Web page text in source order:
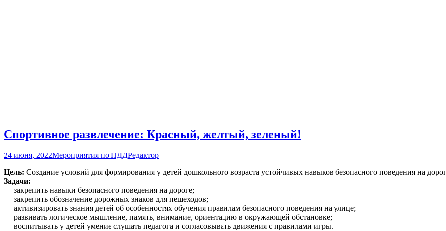
Спортивное развлечение: Красный, желтый, зеленый!
24 июня, 2022Мероприятия по ПДДРедактор
Цель: Создание условий для формирования у детей дошкольного возраста устойчивых навыков безопасного поведения на
Задачи:
— закрепить навыки безопасного поведения на дороге;
— закрепить обозначение дорожных знаков для пешеходов;
— активизировать знания детей об особенностях обучения правилам безопасного поведения на улице;
— развивать логическое мышление, память, внимание, ориентацию в окружающей обстановке;
— воспитывать у детей умение слушать педагога и согласовывать движения с правилами игры.